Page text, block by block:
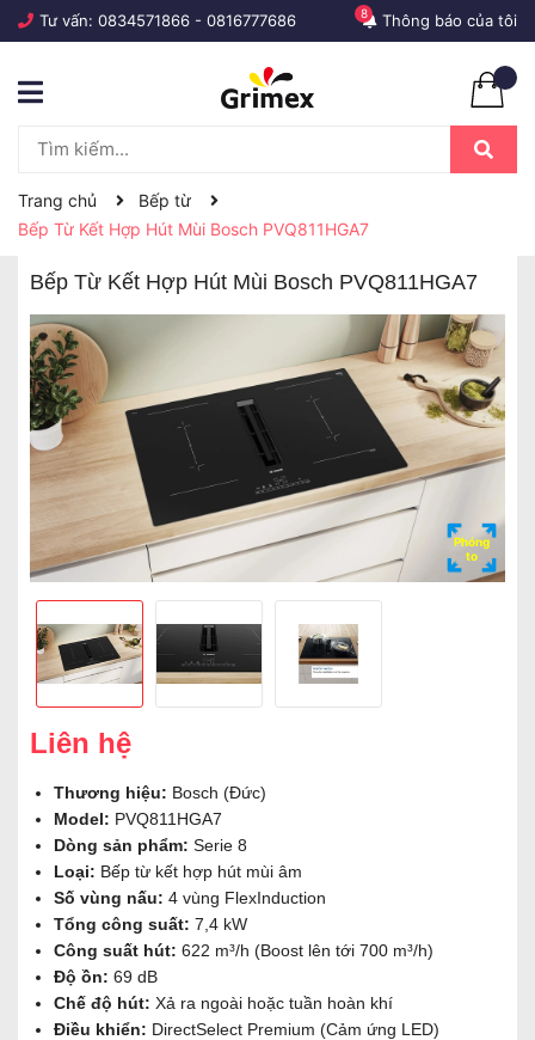
Tư vấn: 0834571866 - 0816777686 Thông báo của tôi
8
Trang chủ
Bếp từ
Bếp Từ Kết Hợp Hút Mùi Bosch PVQ811HGA7
Bếp Từ Kết Hợp Hút Mùi Bosch PVQ811HGA7
Phóng
to
Liên hệ
Thương hiệu: Bosch (Đức)
Model: PVQ811HGA7
Dòng sản phẩm: Serie 8
Loại: Bếp từ kết hợp hút mùi âm
Số vùng nấu: 4 vùng FlexInduction
Tổng công suất: 7,4 kW
Công suất hút: 622 m³/h (Boost lên tới 700 m³/h)
Độ ồn: 69 dB
Chế độ hút: Xả ra ngoài hoặc tuần hoàn khí
Điều khiển: DirectSelect Premium (Cảm ứng LED)